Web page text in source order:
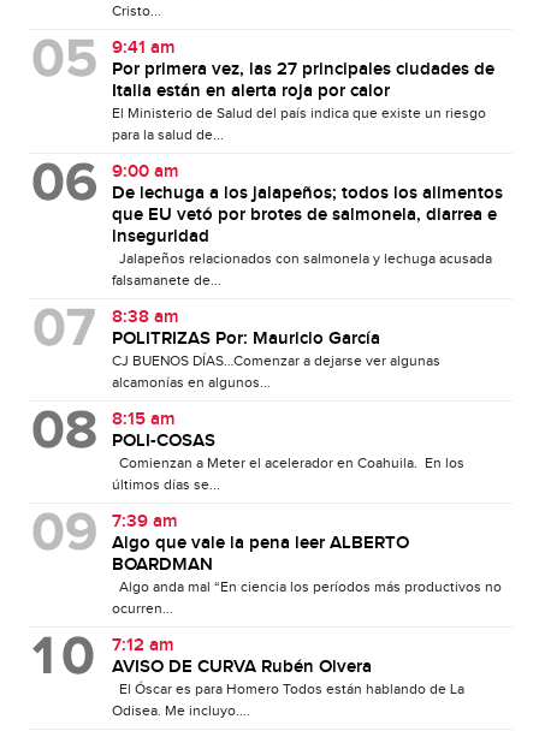
Cristo...
9:41 am
Por primera vez, las 27 principales ciudades de
Italia están en alerta roja por calor
El Ministerio de Salud del país indica que existe un riesgo
para la salud de...
9:00 am
De lechuga a los jalapeños; todos los alimentos
que EU vetó por brotes de salmonela, diarrea e
inseguridad
Jalapeños relacionados con salmonela y lechuga acusada
falsamanete de...
8:38 am
POLITRIZAS Por: Mauricio García
CJ BUENOS DÍAS…Comenzar a dejarse ver algunas
alcamonías en algunos...
8:15 am
POLI-COSAS
Comienzan a Meter el acelerador en Coahuila. En los
últimos días se...
7:39 am
Algo que vale la pena leer ALBERTO
BOARDMAN
Algo anda mal “En ciencia los períodos más productivos no
ocurren...
7:12 am
AVISO DE CURVA Rubén Olvera
El Óscar es para Homero Todos están hablando de La
Odisea. Me incluyo....